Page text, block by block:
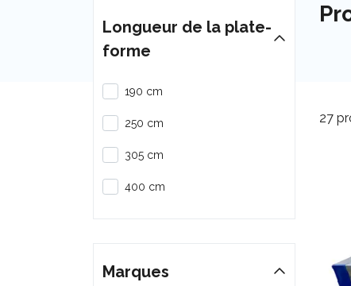
27
Longueur de la plate-
forme
190 cm
250 cm
305 cm
400 cm
Marques